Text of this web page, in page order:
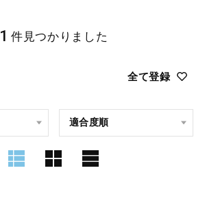
全て登録
1 件見つかりました